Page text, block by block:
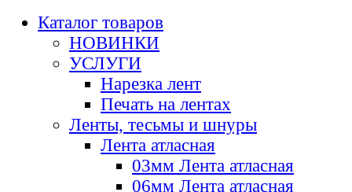
Каталог товаров
НОВИНКИ
УСЛУГИ
Нарезка лент
Печать на лентах
Ленты, тесьмы и шнуры
Лента атласная
03мм Лента атласная
06мм Лента атласная